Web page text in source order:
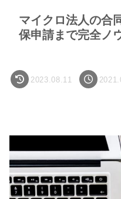
マイクロ法人の合
保申請まで完全ノ
2023.08.11